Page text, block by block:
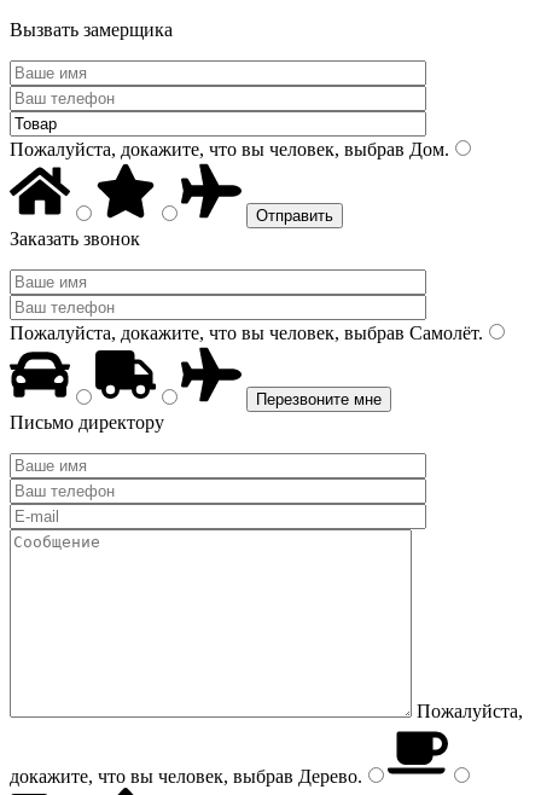
Вызвать замерщика
Пожалуйста, докажите, что вы человек, выбрав Дом.
Заказать звонок
Пожалуйста, докажите, что вы человек, выбрав Самолёт.
Письмо директору
Пожалуйста,
докажите, что вы человек, выбрав Дерево.